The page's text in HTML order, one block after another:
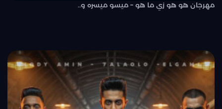
مهرجان هو هو زي ما هو – ميسو ميسره و..